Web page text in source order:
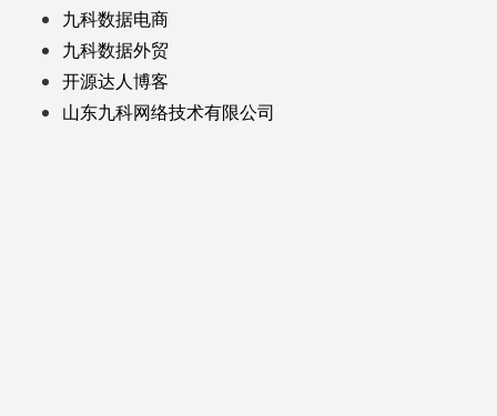
九科数据电商
九科数据外贸
开源达人博客
山东九科网络技术有限公司